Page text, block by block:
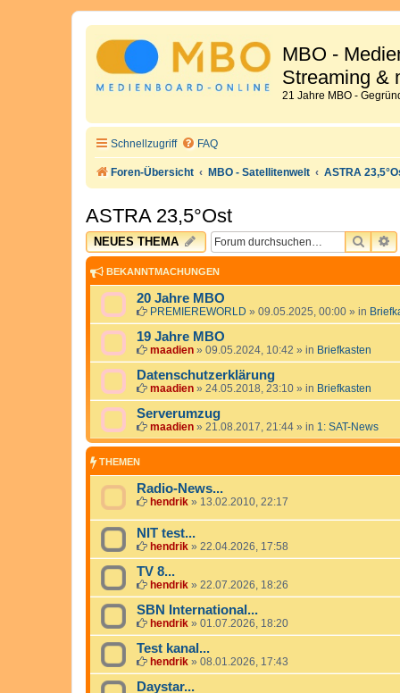
MBO -
Streaming &
21 Jahre MBO -
Schnellzugriff FAQ
Foren-Übersicht MBO - Satellitenwelt ASTRA
ASTRA 23,5°Ost
NEUES THEMA SUCHE
BEKANNTMACHUNGEN
20 Jahre MBO
PREMIEREWORLD » 09.05.2025, 00:00 » in
19 Jahre MBO
maadien » 09.05.2024, 10:42 » in Briefkasten
Datenschutzerklärung
maadien » 24.05.2018, 23:10 » in Briefkasten
Serverumzug
maadien » 21.08.2017, 21:44 » in 1: SAT-News
THEMEN
Radio-News...
hendrik » 13.02.2010, 22:17
NIT test...
hendrik » 22.04.2026, 17:58
TV 8...
hendrik » 22.07.2026, 18:26
SBN International...
hendrik » 01.07.2026, 18:20
Test kanal...
hendrik » 08.01.2026, 17:43
Daystar...